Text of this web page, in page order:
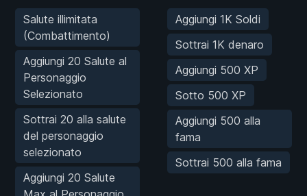
Salute illimitata
(Combattimento)
Aggiungi 20 Salute al
Personaggio
Selezionato
Sottrai 20 alla salute
del personaggio
selezionato
Aggiungi 20 Salute
Aggiungi 1K Soldi
Sottrai 1K denaro
Aggiungi 500 XP
Sotto 500 XP
Aggiungi 500 alla
fama
Sottrai 500 alla fama